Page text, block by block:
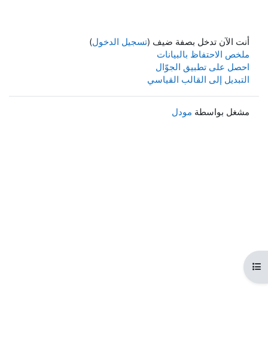
المقرر
أنت الآن تدخل بصفة ضيف (تسجيل الدخول)
ملخص الاحتفاظ بالبيانات
احصل على تطبيق الجوّال
التبديل إلى القالب القياسي
مشغل بواسطة مودل